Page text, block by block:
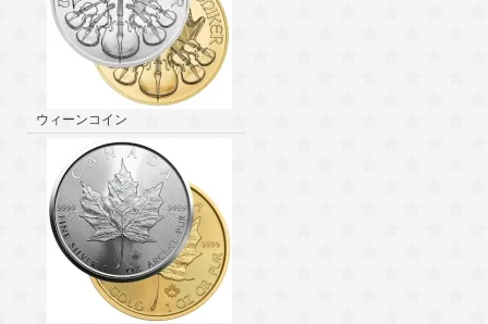
ウィーンコイン